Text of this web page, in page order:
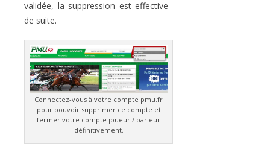
validée, la suppression est effective
de suite.
Connectez-vous à votre compte pmu.fr
pour pouvoir supprimer ce compte et
fermer votre compte joueur / parieur
définitivement.